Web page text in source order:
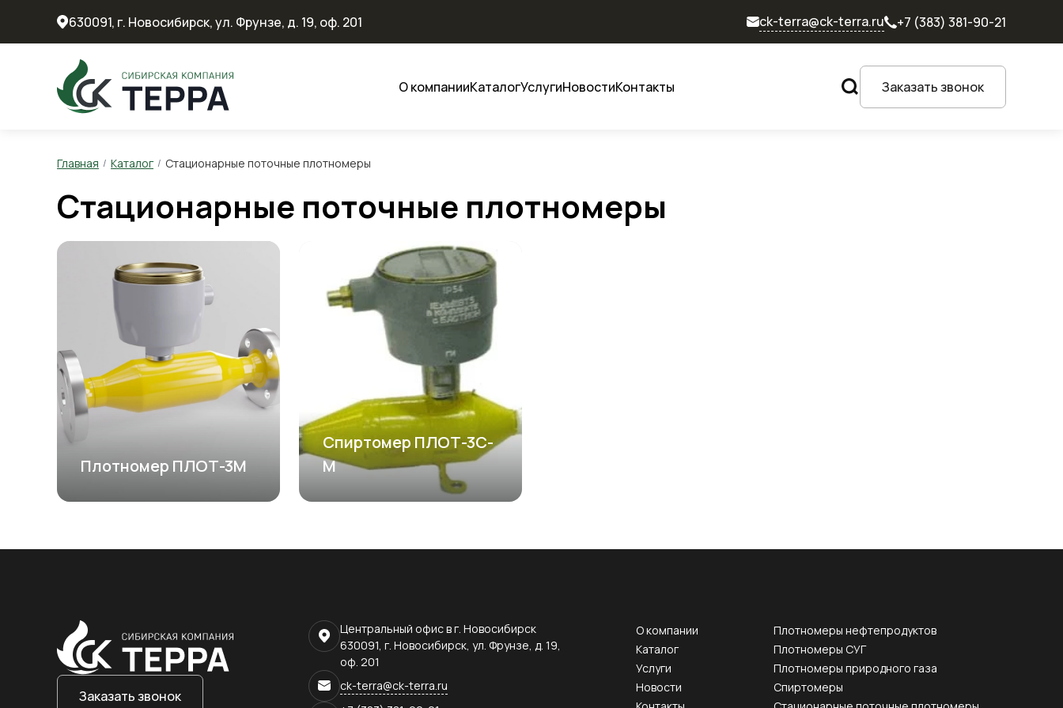
630091, г. Новосибирск, ул. Фрунзе, д. 19, оф. 201 ck-terra@ck-terra.ru +7 (383) 381-90-21
О компанииКаталогУслугиНовостиКонтакты Заказать звонок
Главная Каталог Стационарные поточные плотномеры
Стационарные поточные плотномеры
Плотномер ПЛОТ-3М
Cпиртомер ПЛОТ-3С-
М
Заказать звонок
Центральный офис в г. Новосибирск
630091, г. Новосибирск, ул. Фрунзе, д. 19,
оф. 201
ck-terra@ck-terra.ru
О компании
Каталог
Услуги
Новости
Плотномеры нефтепродуктов
Плотномеры СУГ
Плотномеры природного газа
Спиртомеры